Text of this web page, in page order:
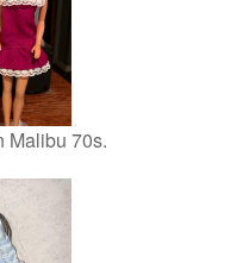
Malibu 70s.